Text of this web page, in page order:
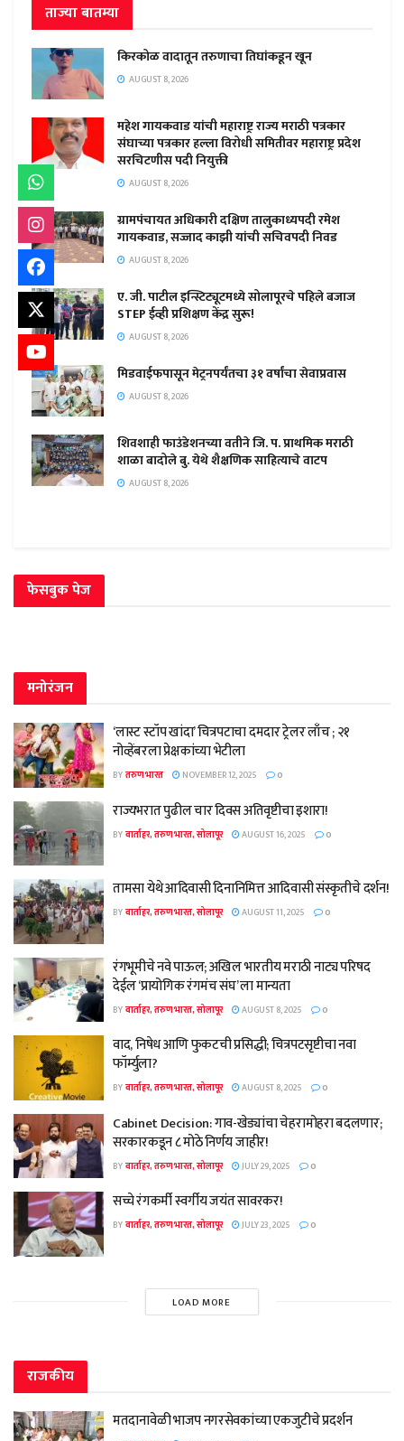
ताज्या बातम्या
किरकोळ वादातून तरुणाचा तिघांकडून खून
AUGUST 8, 2026
महेश गायकवाड यांची महाराष्ट्र राज्य मराठी पत्रकार
संघाच्या पत्रकार हल्ला विरोधी समितीवर महाराष्ट्र प्रदेश
सरचिटणीस पदी नियुक्ती
AUGUST 8, 2026
ग्रामपंचायत अधिकारी दक्षिण तालुकाध्यपदी रमेश
गायकवाड, सज्जाद काझी यांची सचिवपदी निवड
AUGUST 8, 2026
ए. जी. पाटील इन्स्टिट्यूटमध्ये सोलापूरचे पहिले बजाज
STEP ईव्ही प्रशिक्षण केंद्र सुरू!
AUGUST 8, 2026
मिडवाईफपासून मेट्रनपर्यंतचा ३१ वर्षांचा सेवाप्रवास
AUGUST 8, 2026
शिवशाही फाउंडेशनच्या वतीने जि. प. प्राथमिक मराठी
शाळा बादोले बु. येथे शैक्षणिक साहित्याचे वाटप
AUGUST 8, 2026
फेसबुक पेज
मनोरंजन
‘लास्ट स्टॉप खांदा’ चित्रपटाचा दमदार ट्रेलर लाँच ; २१
नोव्हेंबरला प्रेक्षकांच्या भेटीला
BYतरुण भारत NOVEMBER 12, 2025 0
राज्यभरात पुढील चार दिवस अतिवृष्टीचा इशारा!
BYवार्ताहर, तरुण भारत, सोलापूर AUGUST 16, 2025 0
तामसा येथे आदिवासी दिनानिमित्त आदिवासी संस्कृतीचे दर्शन!
BYवार्ताहर, तरुण भारत, सोलापूर AUGUST 11, 2025 0
रंगभूमीचे नवे पाऊल; अखिल भारतीय मराठी नाट्य परिषद
देईल ‘प्रायोगिक रंगमंच संघ’ ला मान्यता
BYवार्ताहर, तरुण भारत, सोलापूर AUGUST 8, 2025 0
वाद, निषेध आणि फुकटची प्रसिद्धी; चित्रपटसृष्टीचा नवा
फॉर्म्युला?
BYवार्ताहर, तरुण भारत, सोलापूर AUGUST 8, 2025 0
Cabinet Decision: गाव-खेड्यांचा चेहरामोहरा बदलणार;
सरकारकडून ८ मोठे निर्णय जाहीर!
BYवार्ताहर, तरुण भारत, सोलापूर JULY 29, 2025 0
सच्चे रंगकर्मी स्वर्गीय जयंत सावरकर!
BYवार्ताहर, तरुण भारत, सोलापूर JULY 23, 2025 0
LOAD MORE
राजकीय
मतदानावेळी भाजप नगरसेवकांच्या एकजुटीचे प्रदर्शन